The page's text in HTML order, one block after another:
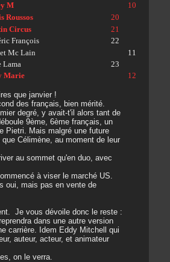
M
10
Roussos
20
Circus
21
François
22
Mc Lain
11
Lama
23
Marie 12
que janvier !
des français, bien mérité.
degré, y avait-t'il alors tant de
9ème, 6ème français, un
Pietri. Mais malgré une future
Célimène, au moment de leur
au sommet qu'en duo, avec
à viser le marché US.
oui, mais pas en vente de
Je vous dévoile donc le reste :
dans une autre version
carrière. Idem Eddy Mitchell qui
auteur, acteur, et animateur
on le verra.